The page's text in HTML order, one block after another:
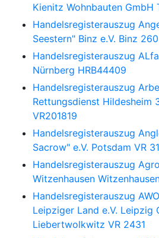
Kienitz Wohnbauten GmbH
Handelsregisterauszug
Seestern" Binz e.V. Binz 260
Handelsregisterauszug
Nürnberg HRB44409
Handelsregisterauszug
Rettungsdienst Hildesheim
VR201819
Handelsregisterauszug
Sacrow" e.V. Potsdam VR
Handelsregisterauszug
Witzenhausen
Handelsregisterauszug
Leipziger Land e.V. Leipzig
Liebertwolkwitz VR 2431